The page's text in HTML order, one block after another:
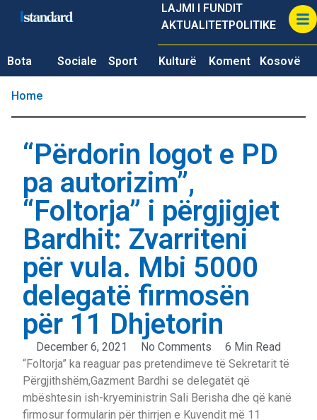
LAJMI I FUNDIT
AKTUALITETPOLITIKE
Bota Sociale Sport Kulturë Koment Kosovë
Home
“Përdorin logot e PD
pa autorizim”,
“Foltorja” i përgjigjet
Bardhit: Zvarriteni
për vula. Mbi 5000
delegatë firmosën
për 11 Dhjetorin
December 6, 2021 No Comments
6 Min Read
“Foltorja” ka reaguar pas pretendimeve të Sekretarit të
Përgjithshëm,Gazment Bardhi se delegatët që
mbështesin ish-kryeministrin Sali Berisha dhe që kanë
firmosur formularin për thirrjen e Kuvendit më 11